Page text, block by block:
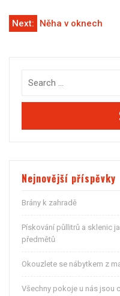
Navigace
příspěvek
Next: Něha v oknech
Nejnovější příspěvky
Brány k zahradě
Pískování půllitrů a sklenic
předmětů
Okouzlete se nábytkem z
Všechny pokoje u nás jsou